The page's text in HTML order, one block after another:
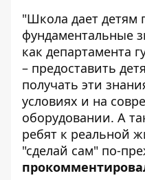
"Школа дает детям
фундаментальные
как департамента
– предоставить
получать эти
условиях и на
оборудовании. А
ребят к реальной
"сделай сам" по-